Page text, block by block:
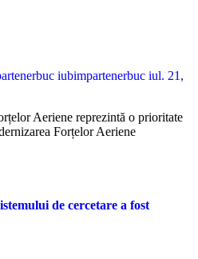
iubimpartenerbuc iul. 21,
Forțelor Aeriene
de cercetare a fost